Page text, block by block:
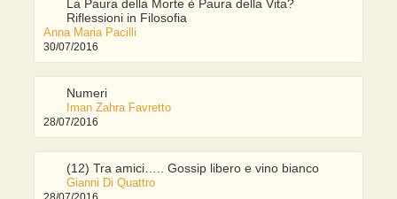
La Paura della Morte è Paura della Vita?
Riflessioni in Filosofia
Anna Maria Pacilli
30/07/2016
Numeri
Iman Zahra Favretto
28/07/2016
(12) Tra amici….. Gossip libero e vino bianco
Gianni Di Quattro
28/07/2016